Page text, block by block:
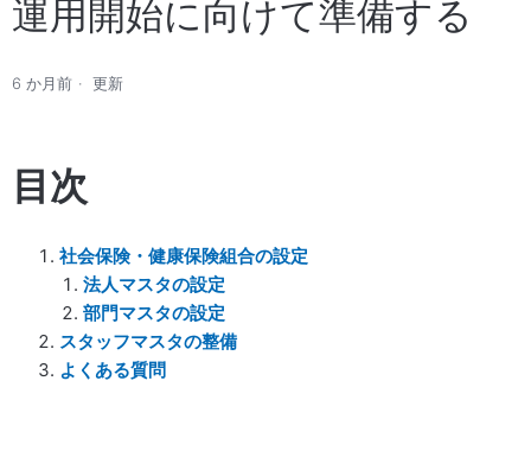
運用開始に向けて準備する
6 か月前 更新
目次
社会保険・健康保険組合の設定
法人マスタの設定
部門マスタの設定
スタッフマスタの整備
よくある質問